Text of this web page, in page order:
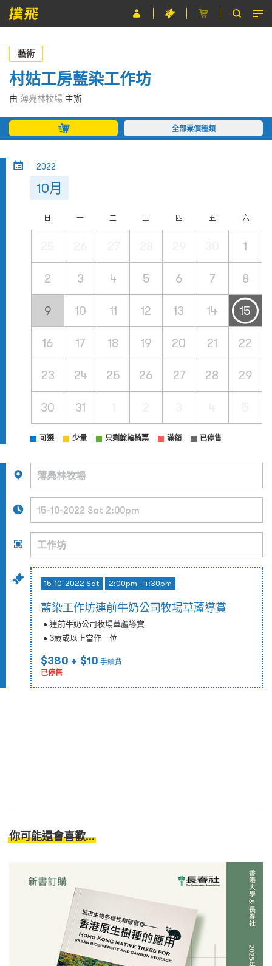
節目
主辦單位
關於撲飛
條款及細則
藝術
村姑工房藍染工作坊
由 薄鳧林牧場 主辦
全部票價種類
2022
10月
日 一 二 三 四 五 六
1
2 3 4 5 6 7 8
9 10 11 12 13 14 15
16 17 18 19 20 21 22
23 24 25 26 27 28 29
30 31
可選 少量 只剩餘輪椅票 滿額 已停售
15-10-2022 Sat 2:00pm - 4:30pm
藍染工作坊連前牛奶公司牧場草蘆導賞
連前牛奶公司牧場草蘆導賞
3歲或以上當作一位
$380 + $10 手續費
已停售
你可能還會喜歡...